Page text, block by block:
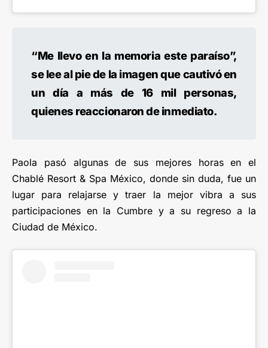
“Me llevo en la memoria este paraíso”,
se lee al pie de la imagen que cautivó en
un día a más de 16 mil personas,
quienes reaccionaron de inmediato.
Paola pasó algunas de sus mejores horas en el
Chablé Resort & Spa México, donde sin duda, fue un
lugar para relajarse y traer la mejor vibra a sus
participaciones en la Cumbre y a su regreso a la
Ciudad de México.